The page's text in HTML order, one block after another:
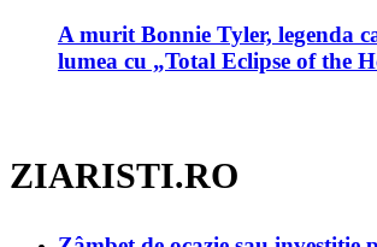
A murit Bonnie Tyler, legenda
lumea cu „Total Eclipse of the
ZIARISTI.RO